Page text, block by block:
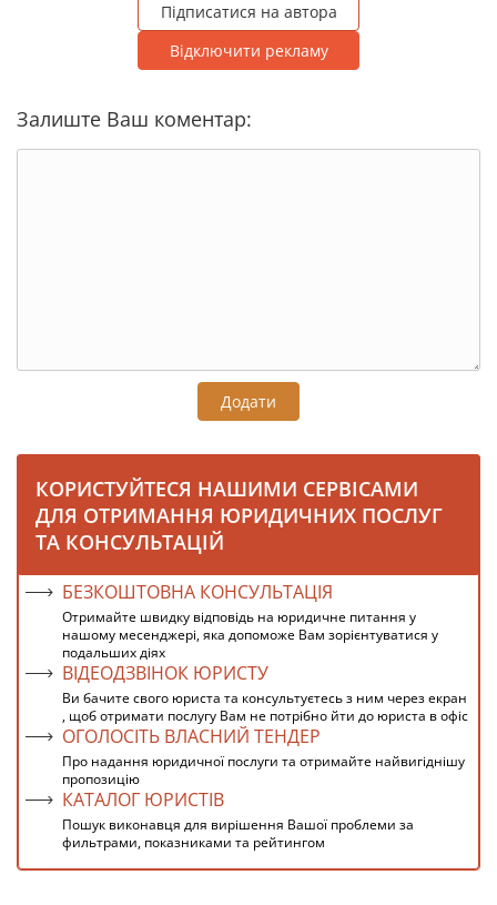
Підписатися на автора
Відключити рекламу
Залиште Ваш коментар:
Додати
КОРИСТУЙТЕСЯ НАШИМИ СЕРВІСАМИ
ДЛЯ ОТРИМАННЯ ЮРИДИЧНИХ ПОСЛУГ
ТА КОНСУЛЬТАЦІЙ
БЕЗКОШТОВНА КОНСУЛЬТАЦІЯ
Отримайте швидку відповідь на юридичне питання у
нашому месенджері, яка допоможе Вам зорієнтуватися у
подальших діях
ВІДЕОДЗВІНОК ЮРИСТУ
Ви бачите свого юриста та консультуєтесь з ним через екран
, щоб отримати послугу Вам не потрібно йти до юриста в офіс
ОГОЛОСІТЬ ВЛАСНИЙ ТЕНДЕР
Про надання юридичної послуги та отримайте найвигіднішу
пропозицію
КАТАЛОГ ЮРИСТІВ
Пошук виконавця для вирішення Вашої проблеми за
фильтрами, показниками та рейтингом